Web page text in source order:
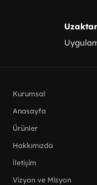
Kurumsal
Anasayfa
Ürünler
Hakkımızda
İletişim
Vizyon ve Misyon